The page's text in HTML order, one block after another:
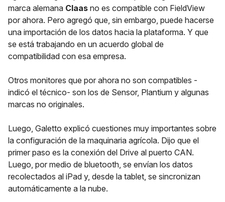
marca alemana Claas no es compatible con FieldView
por ahora. Pero agregó que, sin embargo, puede hacerse
una importación de los datos hacia la plataforma. Y que
se está trabajando en un acuerdo global de
compatibilidad con esa empresa.
Otros monitores que por ahora no son compatibles -
indicó el técnico- son los de Sensor, Plantium y algunas
marcas no originales.
Luego, Galetto explicó cuestiones muy importantes sobre
la configuración de la maquinaria agrícola. Dijo que el
primer paso es la conexión del Drive al puerto CAN.
Luego, por medio de bluetooth, se envían los datos
recolectados al iPad y, desde la tablet, se sincronizan
automáticamente a la nube.